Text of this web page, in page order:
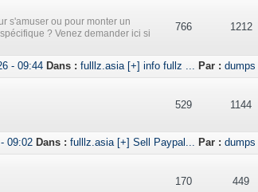
s'amuser ou pour monter un
? Venez demander ici si
766 1212
- 09:44 Dans : fulllz.asia [+] info fullz ... Par : dumps
529 1144
09:02 Dans : fulllz.asia [+] Sell Paypal... Par : dumps
170 449